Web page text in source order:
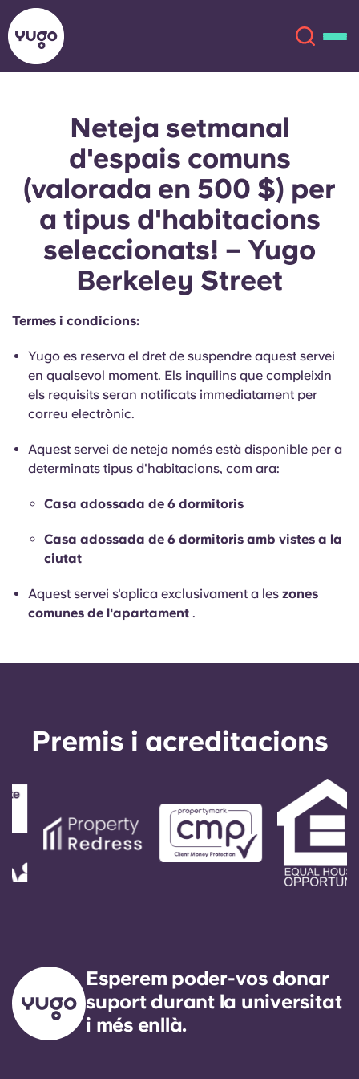
Ubicacions
Més
English (GB)
Chinese
Español
Català
Deutsch
Selecciona un país
Selecciona una ciutat
Inicia la sessió
Reserva ara
English (GB)
English (US)
Chinese Español
Català Deutsch
Neteja setmanal
d'espais comuns
(valorada en 500 $) per
a tipus d'habitacions
seleccionats! – Yugo
Berkeley Street
Termes i condicions:
Yugo es reserva el dret de suspendre aquest servei
en qualsevol moment. Els inquilins que compleixin
els requisits seran notificats immediatament per
correu electrònic.
Aquest servei de neteja només està disponible per a
determinats tipus d'habitacions, com ara:
Casa adossada de 6 dormitoris
Casa adossada de 6 dormitoris amb vistes a la
ciutat
Aquest servei s'aplica exclusivament a les zones
comunes de l'apartament .
Premis i acreditacions
Esperem poder-vos donar
suport durant la universitat
i més enllà.